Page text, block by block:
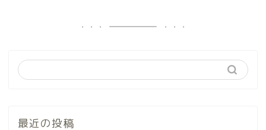
最近の投稿